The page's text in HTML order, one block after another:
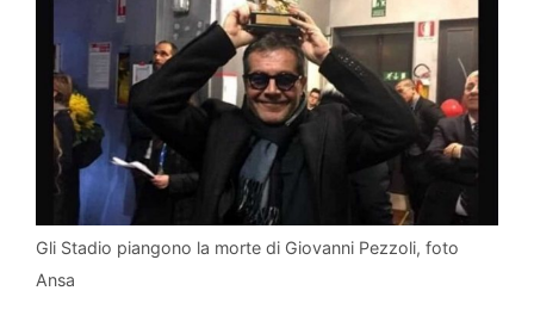
Gli Stadio piangono la morte di Giovanni Pezzoli, foto
Ansa